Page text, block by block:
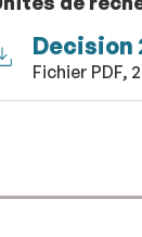
Decision
Fichier PDF,